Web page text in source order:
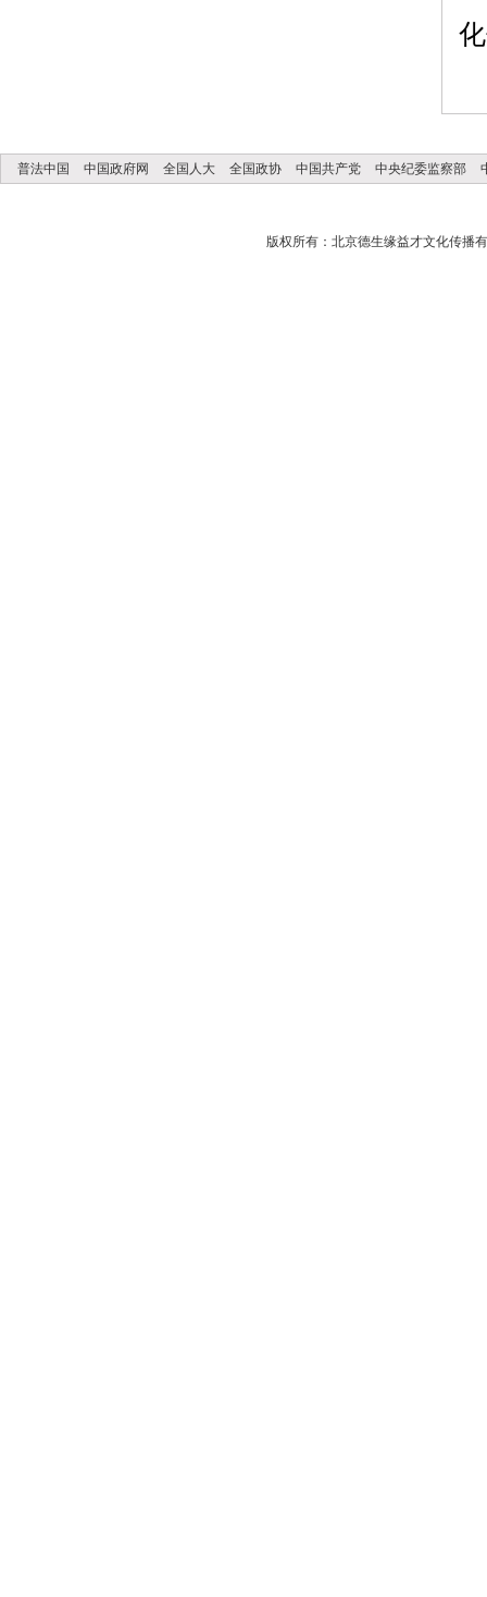
普法中国 中国政府网 全国人大 全国政协 中国共产党 中央纪委监察部
版权所有：北京德生缘益才文化传播